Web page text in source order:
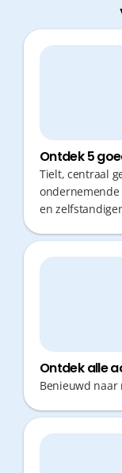
Ontdek 5
Tielt, centraal
ondernemende
en
geen kostbare
proactief
voor een
Ontdek alle
Benieuwd naar